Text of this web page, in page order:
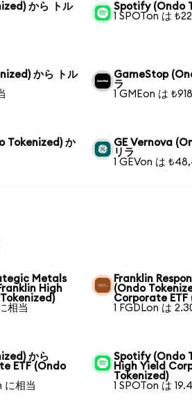
から トル
Spotify (Ondo
1 SPOTon は
から トル
GameStop
ラ
1 GMEon は
Tokenized) か
GE Vernova
リラ
1 GEVon は
Metals
High
相当
Franklin
(Ondo
Corporate ETF
1 FGDLon は
から
ETF (Ondo
に相当
Spotify (Ondo
High Yield
Tokenized)
1 SPOTon は